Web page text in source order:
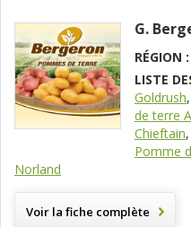
G.
RÉGION :
LISTE
Goldrush,
de terre
Chieftain,
Pomme
Norland
Voir la fiche complète